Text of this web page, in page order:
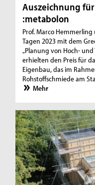
Auszeichnung
:metabolon
Prof. Marco
Tagen 2023 mit dem
„Planung von Hoch-
erhielten den Preis für
Eigenbau, das im
Rohstoffschmiede am
Mehr